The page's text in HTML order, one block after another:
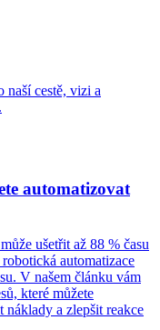
cestě, vizi a
automatizovat
ušetřit až 88 % času
automatizace
V našem článku vám
které můžete
a zlepšit reakce